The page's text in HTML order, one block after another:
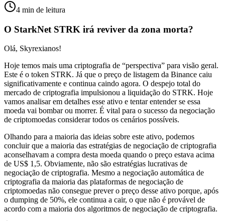
4 min de leitura
O StarkNet STRK irá reviver da zona morta?
Olá, Skyrexianos!
Hoje temos mais uma criptografia de “perspectiva” para visão geral.
Este é o token STRK. Já que o preço de listagem da Binance caiu
significativamente e continua caindo agora. O despejo total do
mercado de criptografia impulsionou a liquidação do STRK. Hoje
vamos analisar em detalhes esse ativo e tentar entender se essa
moeda vai bombar ou morrer. É vital para o sucesso da negociação
de criptomoedas considerar todos os cenários possíveis.
Olhando para a maioria das ideias sobre este ativo, podemos
concluir que a maioria das estratégias de negociação de criptografia
aconselhavam a compra desta moeda quando o preço estava acima
de US$ 1,5. Obviamente, não são estratégias lucrativas de
negociação de criptografia. Mesmo a negociação automática de
criptografia da maioria das plataformas de negociação de
criptomoedas não consegue prever o preço desse ativo porque, após
o dumping de 50%, ele continua a cair, o que não é provável de
acordo com a maioria dos algoritmos de negociação de criptografia.